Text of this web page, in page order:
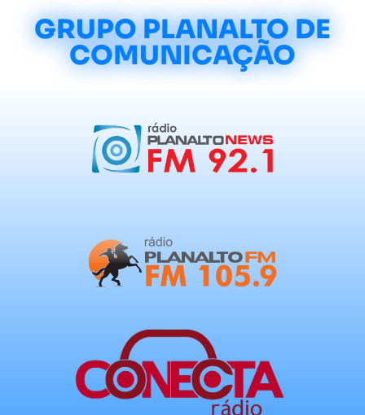
GRUPO PLANALTO DE
COMUNICAÇÃO